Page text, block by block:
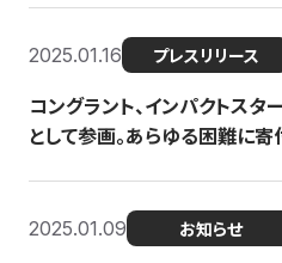
2025.01.16 プレスリリース
コングラント、インパクトス
として参画。あらゆる困難に
2025.01.09 お知らせ